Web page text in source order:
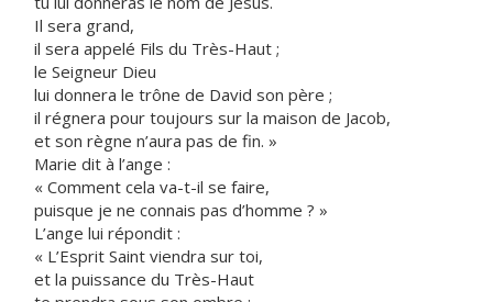
Il sera grand,
il sera appelé Fils du Très-Haut ;
le Seigneur Dieu
lui donnera le trône de David son père ;
il régnera pour toujours sur la maison de Jacob,
et son règne n’aura pas de fin. »
Marie dit à l’ange :
« Comment cela va-t-il se faire,
puisque je ne connais pas d’homme ? »
L’ange lui répondit :
« L’Esprit Saint viendra sur toi,
et la puissance du Très-Haut